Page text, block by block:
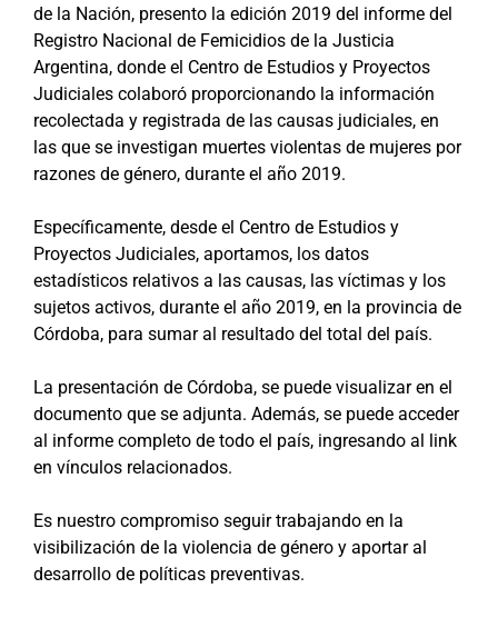
de la Nación, presento la edición 2019 del informe del
Registro Nacional de Femicidios de la Justicia
Argentina, donde el Centro de Estudios y Proyectos
Judiciales colaboró proporcionando la información
recolectada y registrada de las causas judiciales, en
las que se investigan muertes violentas de mujeres por
razones de género, durante el año 2019.
Específicamente, desde el Centro de Estudios y
Proyectos Judiciales, aportamos, los datos
estadísticos relativos a las causas, las víctimas y los
sujetos activos, durante el año 2019, en la provincia de
Córdoba, para sumar al resultado del total del país.
La presentación de Córdoba, se puede visualizar en el
documento que se adjunta. Además, se puede acceder
al informe completo de todo el país, ingresando al link
en vínculos relacionados.
Es nuestro compromiso seguir trabajando en la
visibilización de la violencia de género y aportar al
desarrollo de políticas preventivas.